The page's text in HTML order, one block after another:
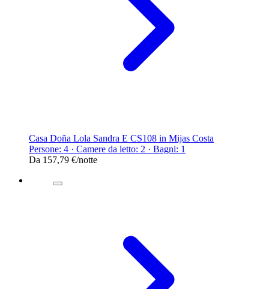
Casa Doña Lola Sandra E CS108 in Mijas Costa
Persone: 4 · Camere da letto: 2 · Bagni: 1
Da 157,79 €/notte